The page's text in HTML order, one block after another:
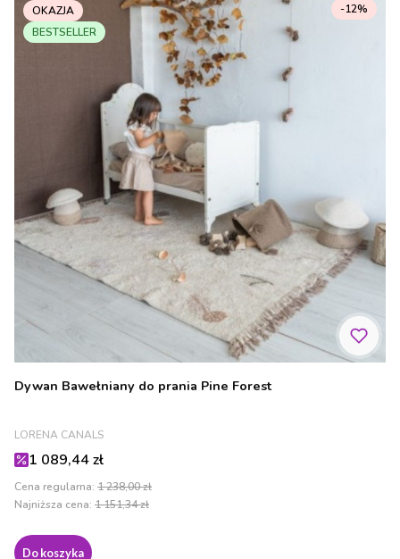
OKAZJA
BESTSELLER
Dywan Bawełniany do prania Pine Forest
PRODUCENT
LORENA CANALS
Cena promocyjna
1 089,44 zł
Cena regularna: 1 238,00 zł
-12%
Najniższa cena: 1 151,34 zł
Do koszyka